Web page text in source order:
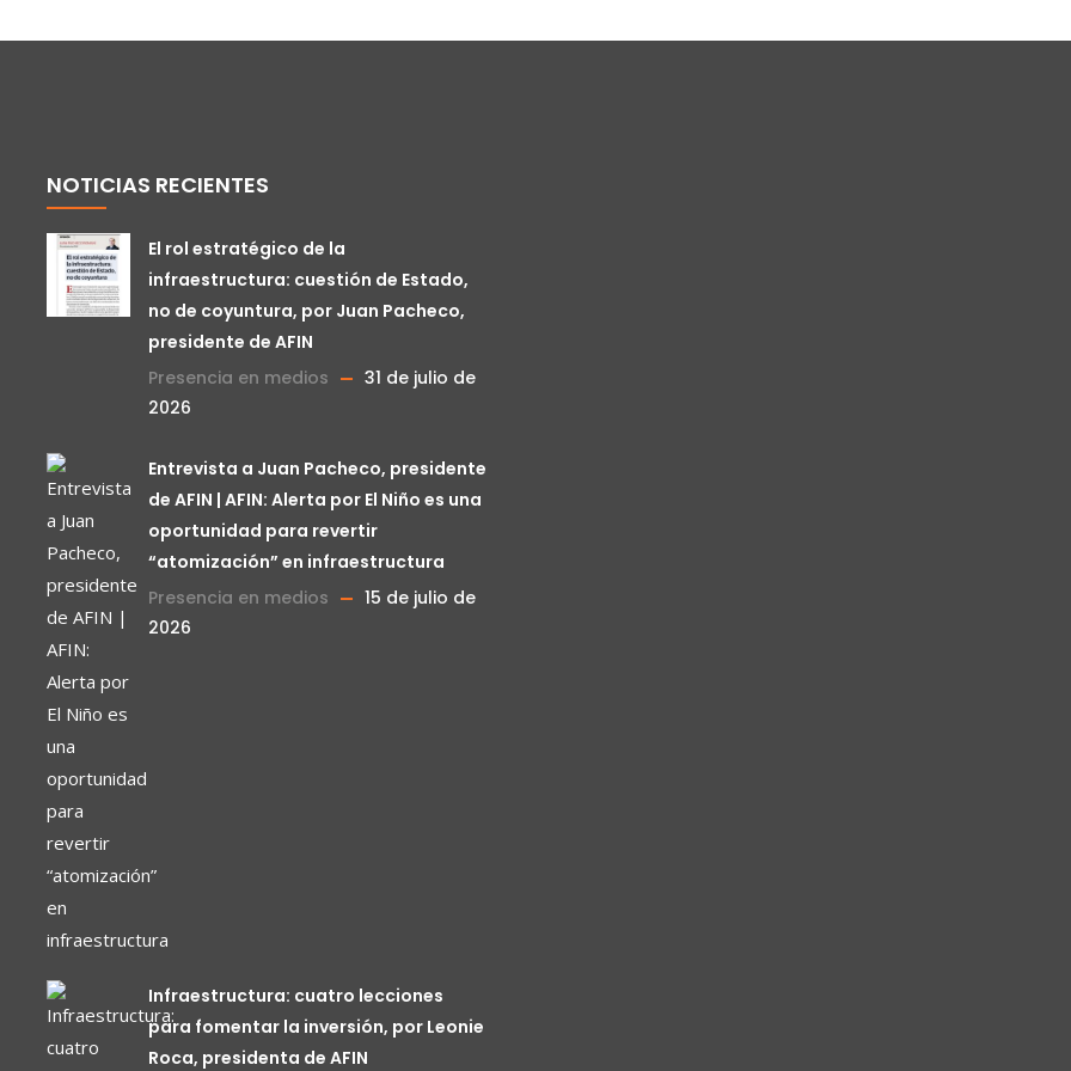
NOTICIAS RECIENTES
El rol estratégico de la
infraestructura: cuestión de Estado,
no de coyuntura, por Juan Pacheco,
presidente de AFIN
Presencia en medios
31 de julio de
2026
Entrevista a Juan Pacheco, presidente
de AFIN | AFIN: Alerta por El Niño es una
oportunidad para revertir
“atomización” en infraestructura
Presencia en medios
15 de julio de
2026
Infraestructura: cuatro lecciones
para fomentar la inversión, por Leonie
Roca, presidenta de AFIN